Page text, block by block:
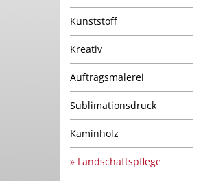
Kunststoff
Kreativ
Auftragsmalerei
Sublimationsdruck
Kaminholz
Landschaftspflege